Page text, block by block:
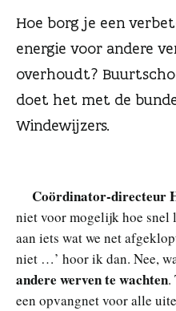
Hoe borg je een
energie voor andere
overhoudt?
doet het met de
Windewijzers.
Coördinator-directeur
niet voor mogelijk hoe snel
aan iets wat we net
niet …’ hoor ik dan. Nee,
andere werven te wachten.
een opvangnet voor alle